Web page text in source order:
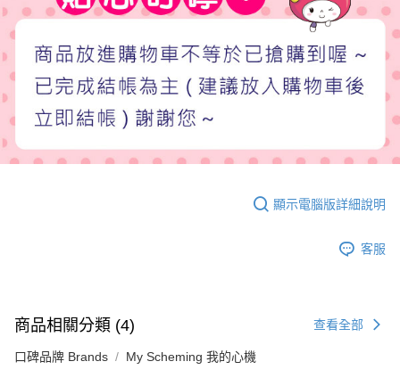
顯示電腦版詳細說明
客服
商品相關分類 (4) 查看全部
口碑品牌 Brands My Scheming 我的心機